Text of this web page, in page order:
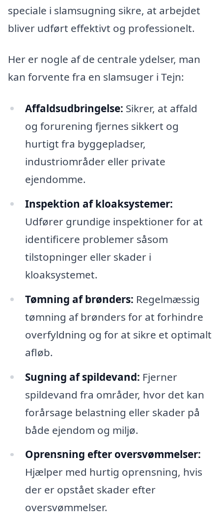
speciale i slamsugning sikre, at arbejdet
bliver udført effektivt og professionelt.
Her er nogle af de centrale ydelser, man
kan forvente fra en slamsuger i Tejn:
Affaldsudbringelse: Sikrer, at affald
og forurening fjernes sikkert og
hurtigt fra byggepladser,
industriområder eller private
ejendomme.
Inspektion af kloaksystemer:
Udfører grundige inspektioner for at
identificere problemer såsom
tilstopninger eller skader i
kloaksystemet.
Tømning af brønders: Regelmæssig
tømning af brønders for at forhindre
overfyldning og for at sikre et optimalt
afløb.
Sugning af spildevand: Fjerner
spildevand fra områder, hvor det kan
forårsage belastning eller skader på
både ejendom og miljø.
Oprensning efter oversvømmelser:
Hjælper med hurtig oprensning, hvis
der er opstået skader efter
oversvømmelser.